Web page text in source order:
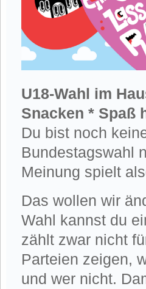
U18-Wahl im
Snacken * Spaß
Du bist noch
Bundestagswahl
Meinung spielt
Das wollen wir
Wahl kannst du
zählt zwar nicht
Parteien zeigen,
und wer nicht.